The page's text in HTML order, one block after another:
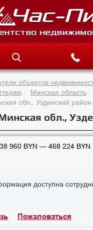
объектов
Минская область
обл., Узденский район
обл.,
960 BYN — 468 224 BYN
доступна
Пожаловаться